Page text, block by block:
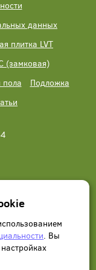
данных
плитка LVT
(замковая)
пола
Подложка
. Вы